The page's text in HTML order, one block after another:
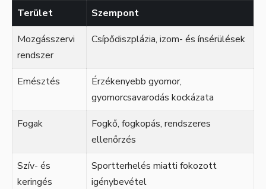
Terület
Szempont
Mozgásszervi
rendszer
Csípődiszplázia, izom- és ínsérülések
Emésztés
Érzékenyebb gyomor,
gyomorcsavarodás kockázata
Fogak
Fogkő, fogkopás, rendszeres
ellenőrzés
Szív- és
keringés
Sportterhelés miatti fokozott
igénybevétel